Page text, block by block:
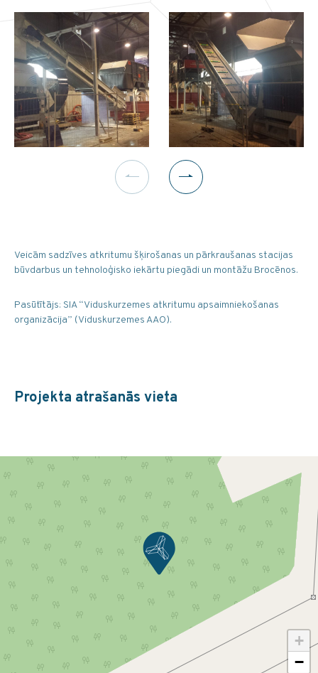
Veicām sadzīves atkritumu šķirošanas un pārkraušanas stacijas
būvdarbus un tehnoloģisko iekārtu piegādi un montāžu Brocēnos.
Pasūtītājs: SIA “Viduskurzemes atkritumu apsaimniekošanas
organizācija” (Viduskurzemes AAO).
Projekta atrašanās vieta
+
−